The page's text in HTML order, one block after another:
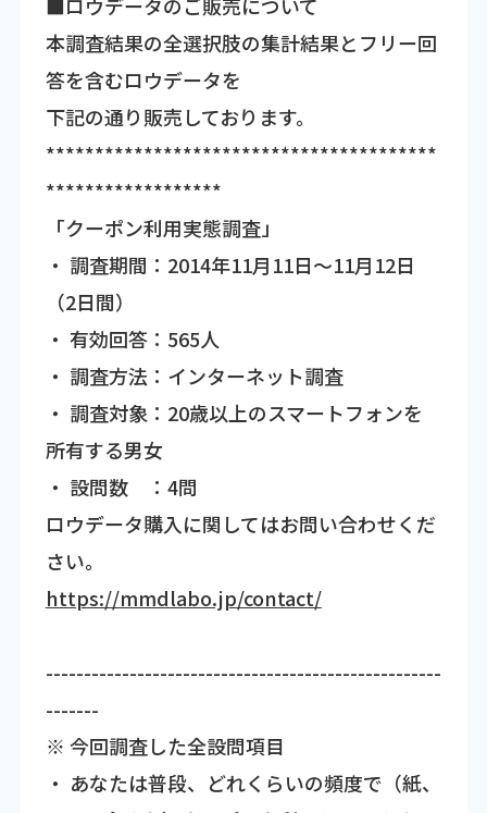
■ロウデータのご販売について
本調査結果の全選択肢の集計結果とフリー回
答を含むロウデータを
下記の通り販売しております。
****************************************
******************
「クーポン利用実態調査」
・ 調査期間：2014年11月11日～11月12日
（2日間）
・ 有効回答：565人
・ 調査方法：インターネット調査
・ 調査対象：20歳以上のスマートフォンを
所有する男女
・ 設問数 ：4問
ロウデータ購入に関してはお問い合わせくだ
さい。
https://mmdlabo.jp/contact/
----------------------------------------------------
-------
※ 今回調査した全設問項目
・ あなたは普段、どれくらいの頻度で（紙、